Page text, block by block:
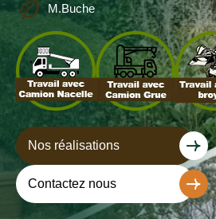
M.Buche
Nos réalisations
Contactez nous